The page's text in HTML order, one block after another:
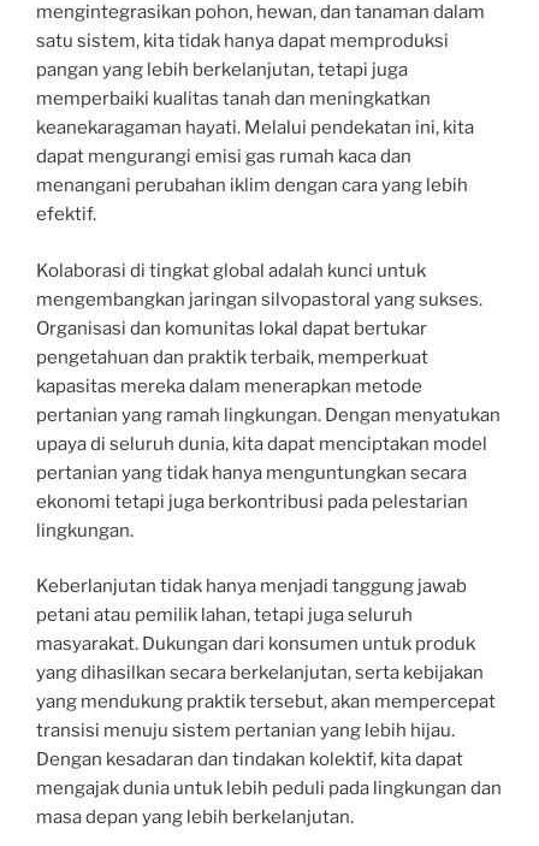
mengintegrasikan pohon, hewan, dan tanaman dalam
satu sistem, kita tidak hanya dapat memproduksi
pangan yang lebih berkelanjutan, tetapi juga
memperbaiki kualitas tanah dan meningkatkan
keanekaragaman hayati. Melalui pendekatan ini, kita
dapat mengurangi emisi gas rumah kaca dan
menangani perubahan iklim dengan cara yang lebih
efektif.
Kolaborasi di tingkat global adalah kunci untuk
mengembangkan jaringan silvopastoral yang sukses.
Organisasi dan komunitas lokal dapat bertukar
pengetahuan dan praktik terbaik, memperkuat
kapasitas mereka dalam menerapkan metode
pertanian yang ramah lingkungan. Dengan menyatukan
upaya di seluruh dunia, kita dapat menciptakan model
pertanian yang tidak hanya menguntungkan secara
ekonomi tetapi juga berkontribusi pada pelestarian
lingkungan.
Keberlanjutan tidak hanya menjadi tanggung jawab
petani atau pemilik lahan, tetapi juga seluruh
masyarakat. Dukungan dari konsumen untuk produk
yang dihasilkan secara berkelanjutan, serta kebijakan
yang mendukung praktik tersebut, akan mempercepat
transisi menuju sistem pertanian yang lebih hijau.
Dengan kesadaran dan tindakan kolektif, kita dapat
mengajak dunia untuk lebih peduli pada lingkungan dan
masa depan yang lebih berkelanjutan.